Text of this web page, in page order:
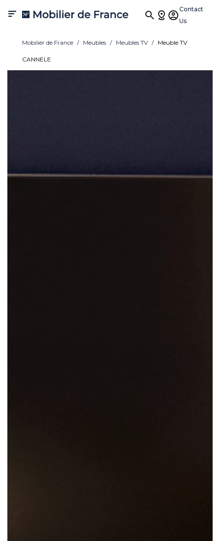

Contact
Us
Mobilier de France Meubles Meubles TV Meuble TV
CANNELE